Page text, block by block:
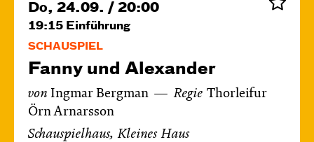
Do, 24.09. / 20:00
19:15 Einführung
SCHAUSPIEL
Fanny und Alexander
von Ingmar Bergman Regie Thorleifur
Örn Arnarsson
Schauspielhaus, Kleines Haus